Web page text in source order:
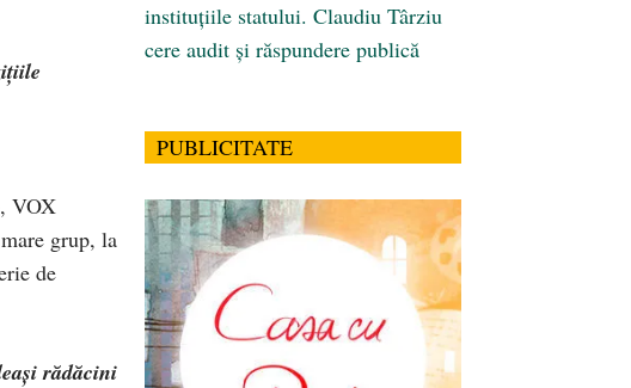
VOX
grup, la
de
rădăcini
instituțiile statului. Claudiu Târziu
cere audit și răspundere publică
PUBLICITATE